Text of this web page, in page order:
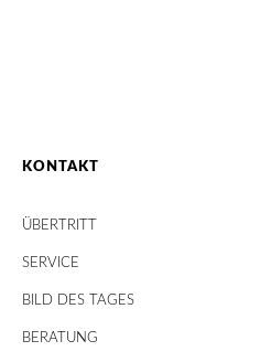
KONTAKT
ÜBERTRITT
SERVICE
BILD DES TAGES
BERATUNG